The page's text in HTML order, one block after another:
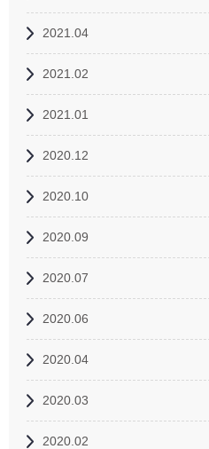
2021.04
2021.02
2021.01
2020.12
2020.10
2020.09
2020.07
2020.06
2020.04
2020.03
2020.02